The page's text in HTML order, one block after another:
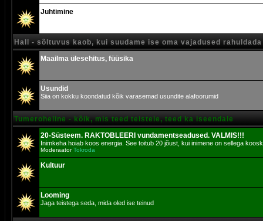
Juhtimine
Hall - sõltuvus kaob, kui suudame ise oma vajadused rahuldada
Maailma ülesehitus, füüsika
Usundid
Siia on kokku koondatud kõik varasemad usundite alafoorumid
Tumeroheline - kõik, mis teed teistele, teed ka iseendale
20-Süsteem. RAKTOBLEERI vundamentseadused. VALMIS!!!
Inimkeha hoiab koos energia. See toitub 20 jõust, kui inimene on sellega
ModeraatorTokroda
Kultuur
Looming
Jaga teistega seda, mida oled ise teinud